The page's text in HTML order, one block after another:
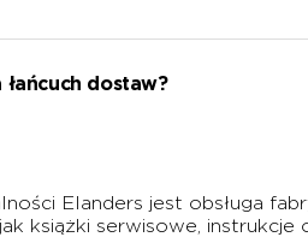
dostaw?
Elanders jest obsługa
książki serwisowe,